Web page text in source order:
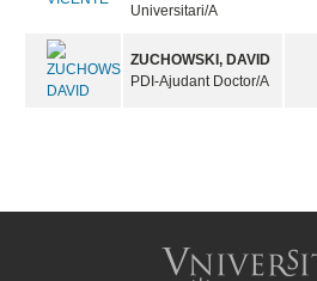
Universitari/A
ZUCHOWSKI, DAVID
PDI-Ajudant Doctor/A